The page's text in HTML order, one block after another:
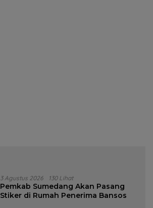
3 Agustus 2026 130 Lihat
Pemkab Sumedang Akan Pasang
Stiker di Rumah Penerima Bansos